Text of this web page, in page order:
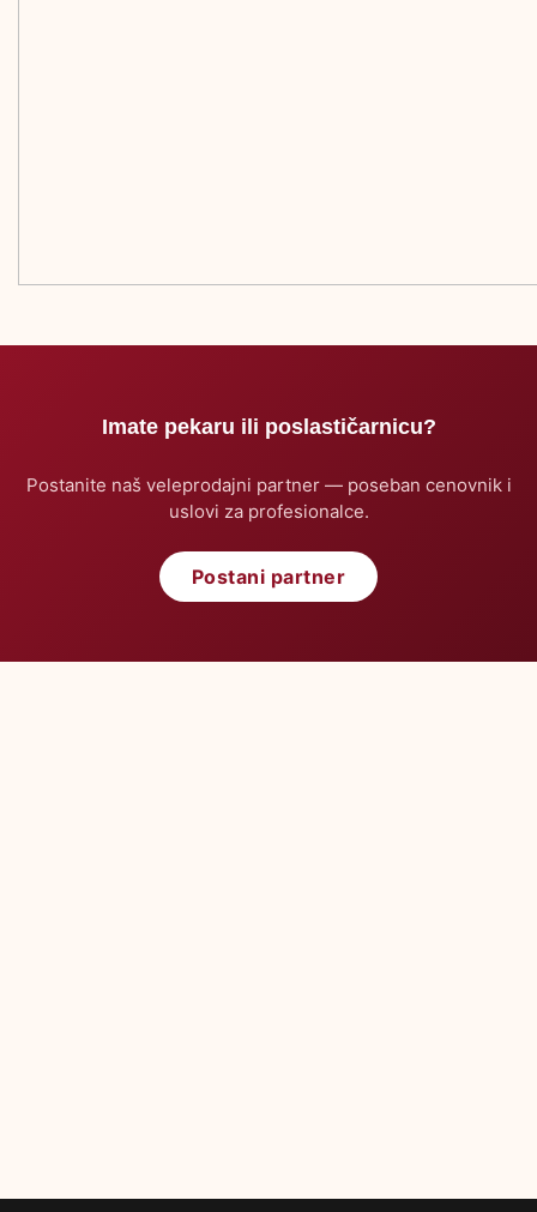
Imate pekaru ili poslastičarnicu?
Postanite naš veleprodajni partner — poseban cenovnik i
uslovi za profesionalce.
Postani partner